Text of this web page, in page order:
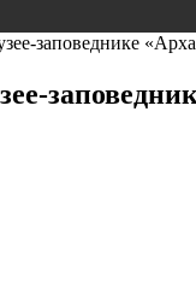
заповеднике